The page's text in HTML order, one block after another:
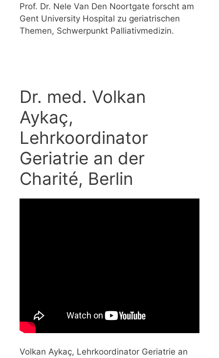
Prof. Dr. Nele Van Den Noortgate forscht am
Gent University Hospital zu geriatrischen
Themen, Schwerpunkt Palliativmedizin.
Dr. med. Volkan
Aykaç,
Lehrkoordinator
Geriatrie an der
Charité, Berlin
Volkan Aykaç, Lehrkoordinator Geriatrie an